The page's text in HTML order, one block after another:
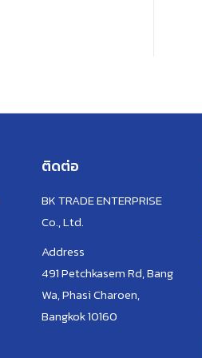
ติดต่อ
BK TRADE ENTERPRISE
Co., Ltd.
Address
491 Petchkasem Rd, Bang
Wa, Phasi Charoen,
Bangkok 10160